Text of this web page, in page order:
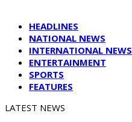
HEADLINES
NATIONAL NEWS
INTERNATIONAL NEWS
ENTERTAINMENT
SPORTS
FEATURES
LATEST NEWS